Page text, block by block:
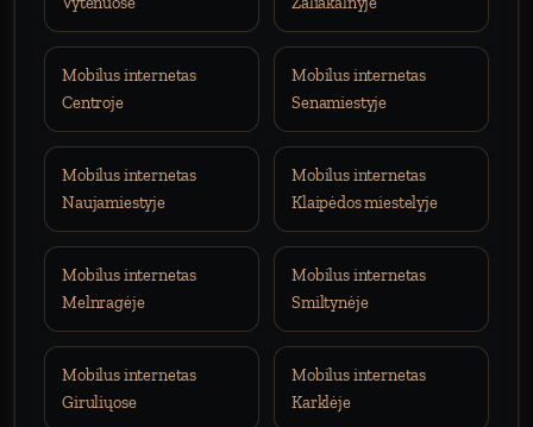
Mobilus internetas
Centroje
Mobilus internetas
Senamiestyje
Mobilus internetas
Naujamiestyje
Mobilus internetas
Klaipėdos miestelyje
Mobilus internetas
Melnragėje
Mobilus internetas
Smiltynėje
Mobilus internetas
Giruliųose
Mobilus internetas
Karklėje